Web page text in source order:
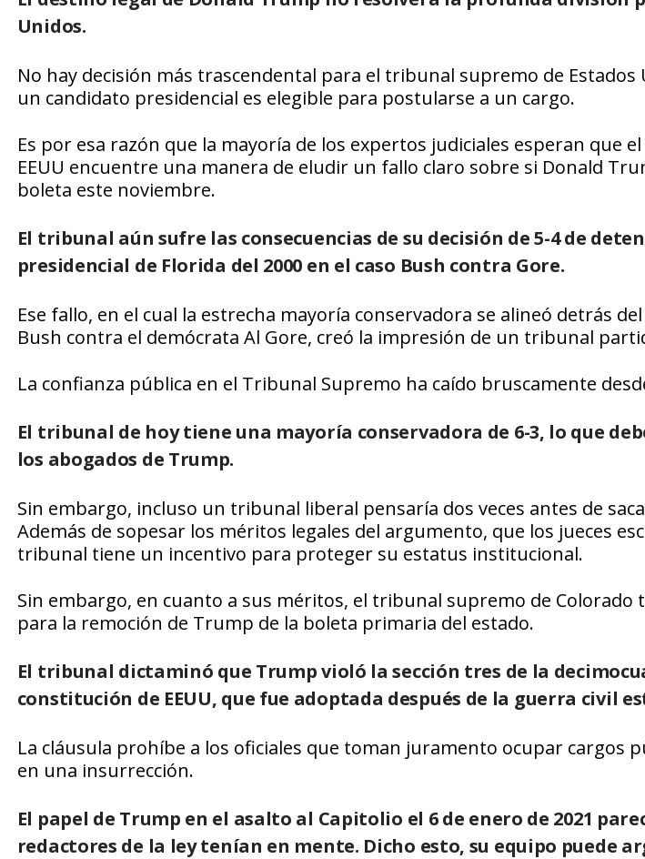
Unidos.
No hay decisión más trascendental para el tribunal supremo de
un candidato presidencial es elegible para postularse a un cargo.
Es por esa razón que la mayoría de los expertos judiciales esperan que
EEUU encuentre una manera de eludir un fallo claro sobre si Donald
boleta este noviembre.
El tribunal aún sufre las consecuencias de su decisión de 5-4 de
presidencial de Florida del 2000 en el caso Bush contra Gore.
Ese fallo, en el cual la estrecha mayoría conservadora se alineó detrás
Bush contra el demócrata Al Gore, creó la impresión de un tribunal
La confianza pública en el Tribunal Supremo ha caído bruscamente
El tribunal de hoy tiene una mayoría conservadora de 6-3, lo que
los abogados de Trump.
Sin embargo, incluso un tribunal liberal pensaría dos veces antes de
Además de sopesar los méritos legales del argumento, que los jueces
tribunal tiene un incentivo para proteger su estatus institucional.
Sin embargo, en cuanto a sus méritos, el tribunal supremo de Colorado
para la remoción de Trump de la boleta primaria del estado.
El tribunal dictaminó que Trump violó la sección tres de la
constitución de EEUU, que fue adoptada después de la guerra civil
La cláusula prohíbe a los oficiales que toman juramento ocupar cargos
en una insurrección.
El papel de Trump en el asalto al Capitolio el 6 de enero de 2021
redactores de la ley tenían en mente. Dicho esto, su equipo puede